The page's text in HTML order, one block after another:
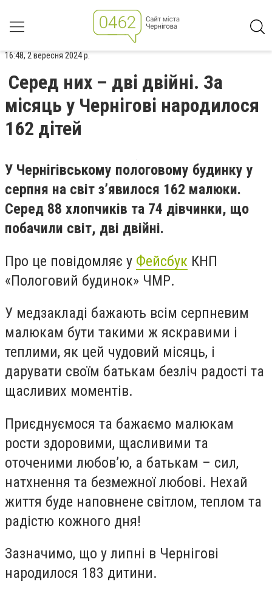
16:48, 2 вересня 2024 р.
Серед них – дві двійні. За
місяць у Чернігові народилося
162 дітей
У Чернігівському пологовому будинку у
серпня на світ з’явилося 162 малюки.
Серед 88 хлопчиків та 74 дівчинки, що
побачили світ, дві двійні.
Про це повідомляє у Фейсбук КНП
«Пологовий будинок» ЧМР.
У медзакладі бажають всім серпневим
малюкам бути такими ж яскравими і
теплими, як цей чудовий місяць, і
дарувати своїм батькам безліч радості та
щасливих моментів.
Приєднуємося та бажаємо малюкам
рости здоровими, щасливими та
оточеними любов’ю, а батькам – сил,
натхнення та безмежної любові. Нехай
життя буде наповнене світлом, теплом та
радістю кожного дня!
Зазначимо, що у липні в Чернігові
народилося 183 дитини.